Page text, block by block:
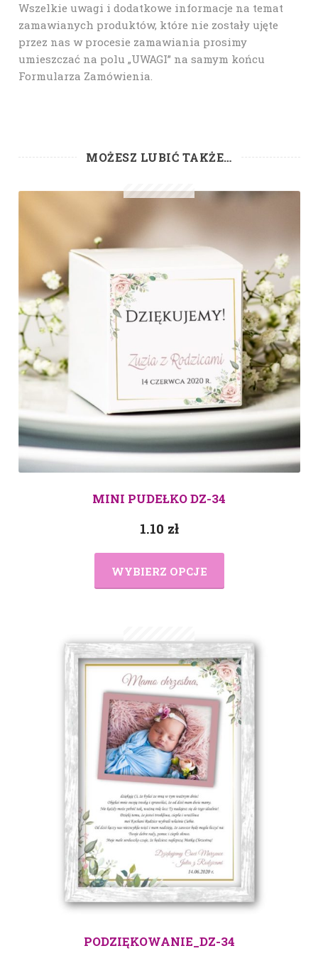
Wszelkie uwagi i dodatkowe informacje na temat
zamawianych produktów, które nie zostały ujęte
przez nas w procesie zamawiania prosimy
umieszczać na polu „UWAGI” na samym końcu
Formularza Zamówienia.
MOŻESZ LUBIĆ TAKŻE…
MINI PUDEŁKO DZ-34
1.10 zł
WYBIERZ OPCJE
PODZIĘKOWANIE_DZ-34